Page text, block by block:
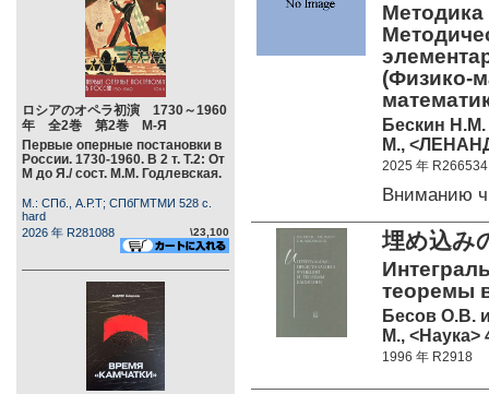
ロシアのオペラ初演 1730～1960
年 全2巻 第2巻 М-Я
Первые оперные постановки в
России. 1730-1960. В 2 т. Т.2: От
М до Я./ сост. М.М. Годлевская.
М.: СПб., А.Р.Т; СПбГМТМИ 528 c.
hard
2026 年 R281088
\23,100
(Физико-
Бескин Н.М.
М.,
2025 年 R266534
Вниманию
埋め込み
теоремы
Бесов О.В.
М., <Наука>
1996 年 R2918